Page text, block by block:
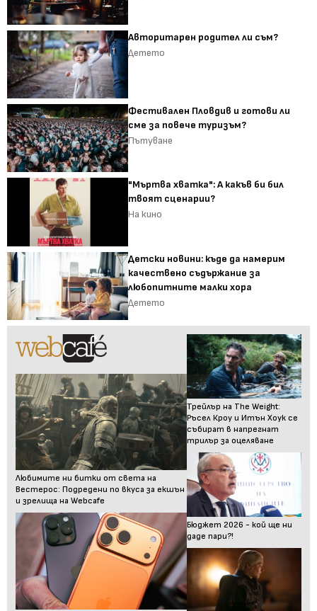
Авторитарен родител ли съм?
Детето
Фестивален Пловдив и готови ли
сме за повече туризъм?
Пътуване
"Мъртва хватка": А какъв би бил
твоят сценарии?
На кино
Детски новини: къде да намерим
качествено съдържание за
любопитните малки хора
Детето
Любимите ни битки от света на
Вестерос: Подредени по вкуса за екшън
и зрелища на Webcafe
Трейлър на The Weight:
Ръсел Кроу и Итън Хоук се
събират в напрегнат
трилър за оцеляване
Бюджет 2026 - кой ще ни
даде пари?!